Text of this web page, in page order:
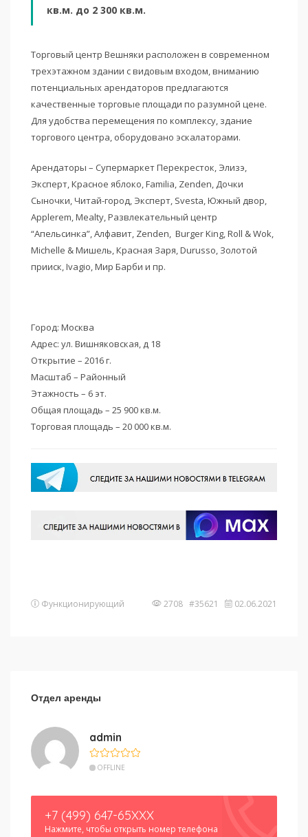
кв.м. до 2 300 кв.м.
Торговый центр Вешняки расположен в современном
трехэтажном здании с видовым входом, вниманию
потенциальных арендаторов предлагаются
качественные торговые площади по разумной цене.
Для удобства перемещения по комплексу, здание
торгового центра, оборудовано эскалаторами.
Арендаторы – Супермаркет Перекресток, Элизэ,
Эксперт, Красное яблоко, Familia, Zenden, Дочки
Сыночки, Читай-город, Эксперт, Svesta, Южный двор,
Applerem, Mealty, Развлекательный центр
“Апельсинка”, Алфавит, Zenden, Burger King, Roll & Wok,
Michelle & Мишель, Красная Заря, Durusso, Золотой
прииск, Ivagio, Мир Барби и пр.
Город: Москва
Адрес: ул. Вишняковская, д 18
Открытие – 2016 г.
Масштаб – Районный
Этажность – 6 эт.
Общая площадь – 25 900 кв.м.
Торговая площадь – 20 000 кв.м.
Функционирующий 2708 #35621 02.06.2021
Отдел аренды
admin
OFFLINE
+7 (499) 647-65XXX
Нажмите, чтобы открыть номер телефона